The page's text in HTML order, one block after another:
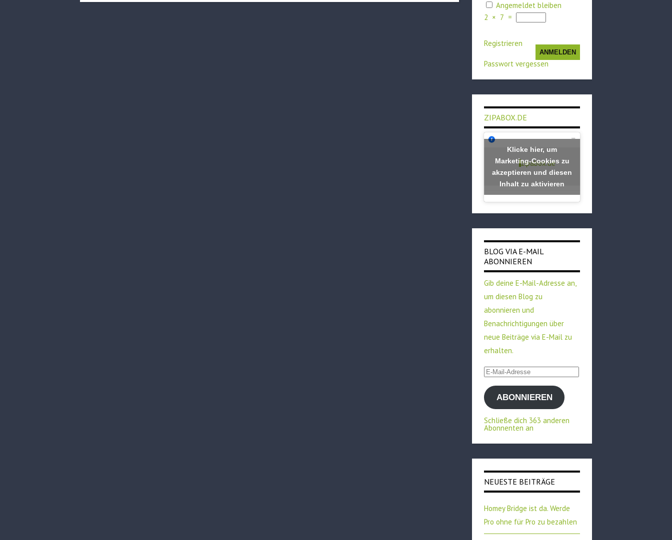
Angemeldet bleiben
2 × 7 =
ANMELDEN
Registrieren
Passwort vergessen
ZIPABOX.DE
zipabox.de
Klicke hier, um
Marketing-Cookies zu
akzeptieren und diesen
Inhalt zu aktivieren
BLOG VIA E-MAIL
ABONNIEREN
Gib deine E-Mail-Adresse an,
um diesen Blog zu
abonnieren und
Benachrichtigungen über
neue Beiträge via E-Mail zu
erhalten.
E-
Mail-
AdresseABONNIEREN
Schließe dich 363 anderen
Abonnenten an
NEUESTE BEITRÄGE
Homey Bridge ist da. Werde
Pro ohne für Pro zu bezahlen